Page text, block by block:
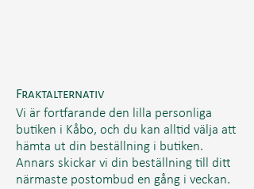
Fraktalternativ
Vi är fortfarande den lilla personliga
butiken i Kåbo, och du kan alltid välja att
hämta ut din beställning i butiken.
Annars skickar vi din beställning till ditt
närmaste postombud en gång i veckan.